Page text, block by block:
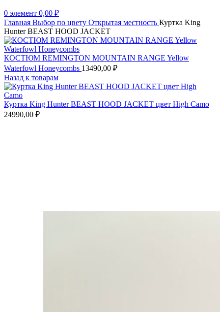
0 элемент 0,00 ₽
Главная Выбор по цвету Открытая местность Куртка King
Hunter BEAST HOOD JACKET
КОСТЮМ REMINGTON MOUNTAIN RANGE Yellow
Waterfowl Honeycombs 13490,00 ₽
Назад к товарам
Куртка King Hunter BEAST HOOD JACKET цвет High Camo
24990,00 ₽